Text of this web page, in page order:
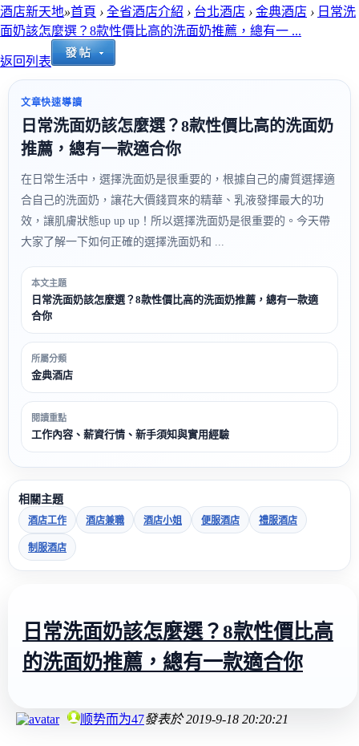
酒店新天地»首頁 › 全省酒店介紹 › 台北酒店 › 金典酒店 › 日常洗
面奶該怎麼選？8款性價比高的洗面奶推薦，總有一 ...
返回列表
文章快速導讀
日常洗面奶該怎麼選？8款性價比高的洗面奶
推薦，總有一款適合你
在日常生活中，選擇洗面奶是很重要的，根據自己的膚質選擇適
合自己的洗面奶，讓花大價錢買來的精華、乳液發揮最大的功
效，讓肌膚狀態up up up！所以選擇洗面奶是很重要的。今天帶
大家了解一下如何正確的選擇洗面奶和 ...
本文主題
日常洗面奶該怎麼選？8款性價比高的洗面奶推薦，總有一款適
合你
所屬分類
金典酒店
閱讀重點
工作內容、薪資行情、新手須知與實用經驗
相關主題
酒店工作 酒店兼職 酒店小姐 便服酒店 禮服酒店
制服酒店
日常洗面奶該怎麼選？8款性價比高
的洗面奶推薦，總有一款適合你
顺势而为47發表於2019-9-18 20:20:21